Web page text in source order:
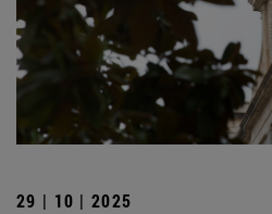
29 | 10 | 2025